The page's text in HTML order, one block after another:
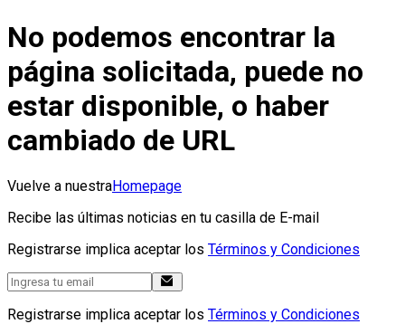
No podemos encontrar la
página solicitada, puede no
estar disponible, o haber
cambiado de URL
Vuelve a nuestraHomepage
Recibe las últimas noticias en tu casilla de E-mail
Registrarse implica aceptar los Términos y Condiciones
Registrarse implica aceptar los Términos y Condiciones